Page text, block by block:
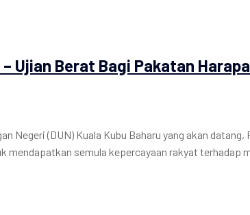
Ujian Berat Bagi Pakatan
Negeri (DUN) Kuala Kubu Baharu yang akan
mendapatkan semula kepercayaan rakyat terhadap